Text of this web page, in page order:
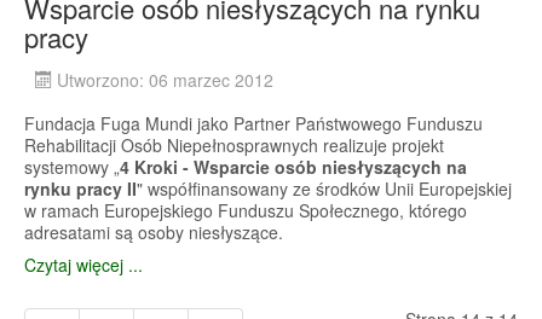
Wsparcie osób niesłyszących na rynku
pracy
Utworzono: 06 marzec 2012
Fundacja Fuga Mundi jako Partner Państwowego Funduszu
Rehabilitacji Osób Niepełnosprawnych realizuje projekt
systemowy „4 Kroki - Wsparcie osób niesłyszących na
rynku pracy II" współfinansowany ze środków Unii Europejskiej
w ramach Europejskiego Funduszu Społecznego, którego
adresatami są osoby niesłyszące.
Czytaj więcej ...